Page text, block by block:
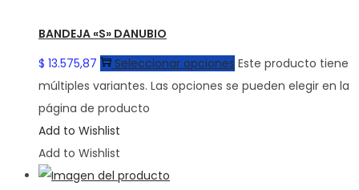
BANDEJA «S» DANUBIO
$ 13.575,87 Seleccionar opciones Este producto tiene
múltiples variantes. Las opciones se pueden elegir en la
página de producto
Add to Wishlist
Add to Wishlist